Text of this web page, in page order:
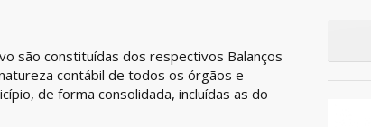
são constituídas dos respectivos Balanços
contábil de todos os órgãos e
de forma consolidada, incluídas as do